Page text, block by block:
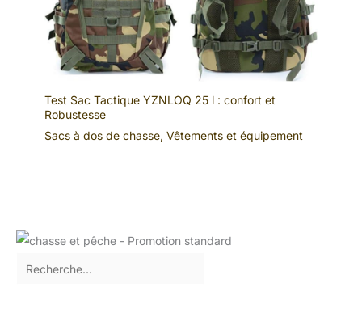
Test Sac Tactique YZNLOQ 25 l : confort et
Robustesse
Sacs à dos de chasse, Vêtements et équipement